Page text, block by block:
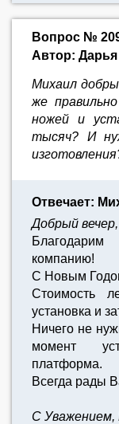
Вопрос №
Автор: Дарья
Михаил
же
ножей и
тысяч? И
Отвечает:
Добрый
компанию!
С Новым
Стоимость
установка и
Ничего не
момент
платформа.
Всегда рады
С Уважением,